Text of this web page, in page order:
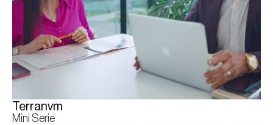
Terranvm
Mini Serie